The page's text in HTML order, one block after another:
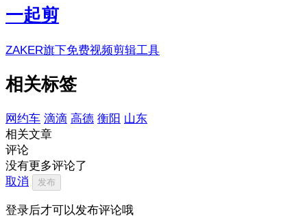
一起剪
ZAKER旗下免费视频剪辑工具
相关标签
网约车 滴滴 高德 衡阳 山东
相关文章
评论
没有更多评论了
取消
发布
登录后才可以发布评论哦